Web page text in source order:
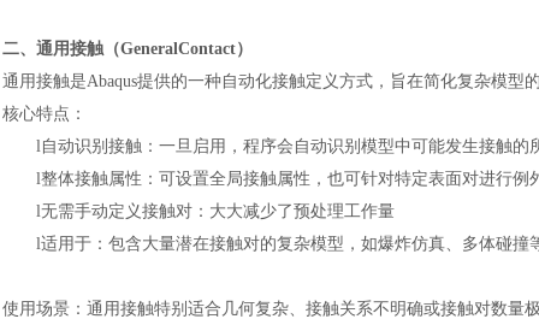
二、通用接触（GeneralContact）
通用接触是Abaqus提供的一种自动化接触定义方式，旨在简化复杂模型
核心特点：
l自动识别接触：一旦启用，程序会自动识别模型中可能发生接触的
l整体接触属性：可设置全局接触属性，也可针对特定表面对进行例
l无需手动定义接触对：大大减少了预处理工作量
l适用于：包含大量潜在接触对的复杂模型，如爆炸仿真、多体碰撞
使用场景：通用接触特别适合几何复杂、接触关系不明确或接触对数